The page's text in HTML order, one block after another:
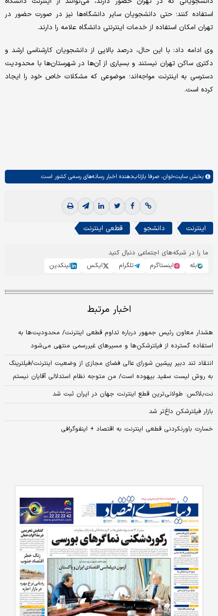
استفاده کنند؛ حتی دانشجویان سایر دانشگاه‌ها نیز در صورت حضور در
تهران امکان استفاده از خدمات اینترنتی دانشگاه علامه را دارند.
وی ادامه داد: با این حال، درصد بالایی از دانشجویان کارشناسی ارشد و
دکتری ساکن تهران نیستند و بسیاری از آن‌ها در شهرستان‌ها با محدودیت
دسترسی به اینترنت مواجه‌اند؛ موضوعی که مشکلات خاص خود را ایجاد
کرده است.
بخش سایت‌خوان، صرفا بازتاب‌دهنده اخبار رسانه‌های رسمی کشور است.
اینترنت دانشجو قطعی اینترنت
ما را در شبکه‌های اجتماعی دنبال کنید
بله
اینستاگرم تلگرام ایکس لینکدین
اخبار مرتبط
هشدار معاون رئیس جمهور درباره تداوم قطعی اینترنت/ محدودیت‌ها به
استفاده گسترده از فیلترشکن‌ها و مسیرهای غیررسمی منتهی می‌شود
انتقاد تند دبیر پیشین شورای عالی فضای مجازی از وضعیت اینترنت/فیلترینگ
به روش لیست سفید بیهوده است/ من متوجه نظام استدلالی آقایان نیستم
نت‌بلاکس: طولانی‌ترین قطع اینترنت جهان در ایران ثبت شد
بازار فیلترشکن داغ‌تر شد
خسارت باورنکردنی قطعی اینترنت به اقتصاد + اینفوگرافی